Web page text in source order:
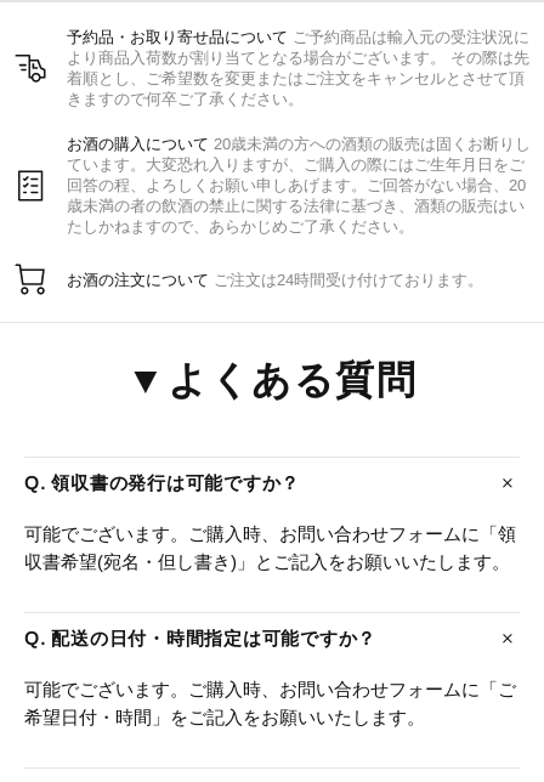
予約品・お取り寄せ品について ご予約商品は輸入元の受注状況に
より商品入荷数が割り当てとなる場合がございます。 その際は先
着順とし、ご希望数を変更またはご注文をキャンセルとさせて頂
きますので何卒ご了承ください。
お酒の購入について 20歳未満の方への酒類の販売は固くお断りし
ています。大変恐れ入りますが、ご購入の際にはご生年月日をご
回答の程、よろしくお願い申しあげます。ご回答がない場合、20
歳未満の者の飲酒の禁止に関する法律に基づき、酒類の販売はい
たしかねますので、あらかじめご了承ください。
お酒の注文について ご注文は24時間受け付けております。
▼よくある質問
Q. 領収書の発行は可能ですか？
可能でございます。ご購入時、お問い合わせフォームに「領
収書希望(宛名・但し書き)」とご記入をお願いいたします。
Q. 配送の日付・時間指定は可能ですか？
可能でございます。ご購入時、お問い合わせフォームに「ご
希望日付・時間」をご記入をお願いいたします。